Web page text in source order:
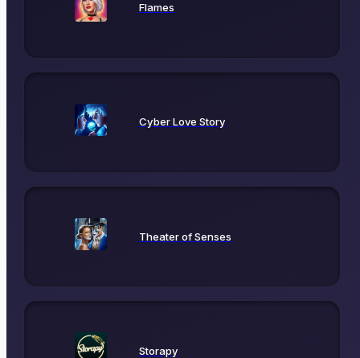
Flames
Cyber Love Story
Theater of Senses
Storapy